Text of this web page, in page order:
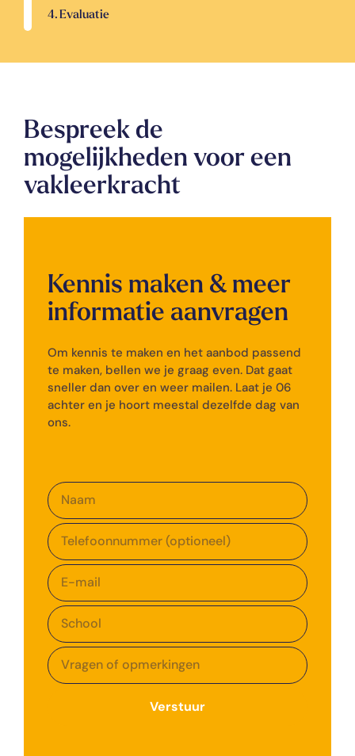
4. Evaluatie
Bespreek de
mogelijkheden voor een
vakleerkracht
Kennis maken & meer
informatie aanvragen
Om kennis te maken en het aanbod passend
te maken, bellen we je graag even. Dat gaat
sneller dan over en weer mailen. Laat je 06
achter en je hoort meestal dezelfde dag van
ons.
Verstuur